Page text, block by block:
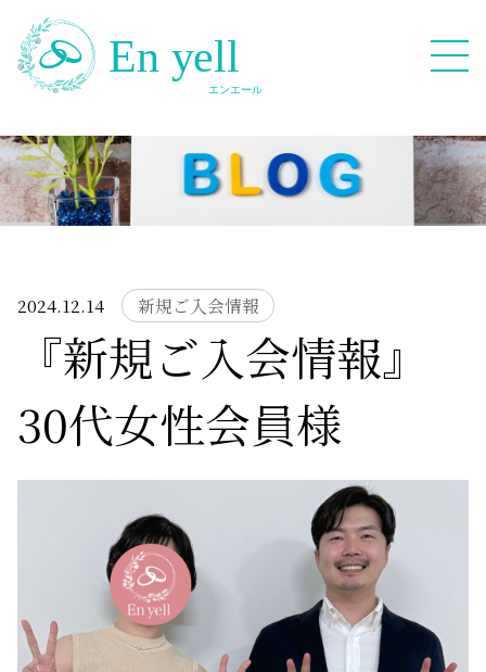
082-909-2380
HOME
サービスの特徴
ご成婚までの流れ
2024.12.14 新規ご入会情報
『新規ご入会情報』
30代女性会員様